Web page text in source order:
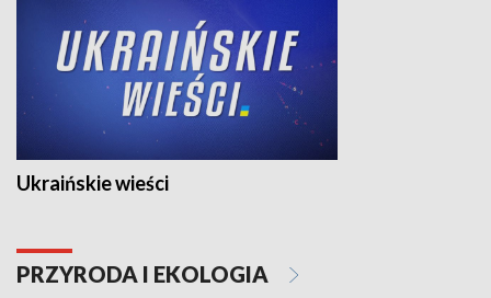
Ukraińskie wieści
PRZYRODA I EKOLOGIA